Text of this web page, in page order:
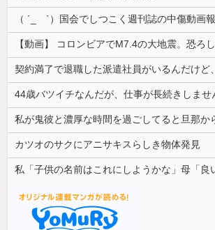
カツオのサクにアニサキスらしき物体発見